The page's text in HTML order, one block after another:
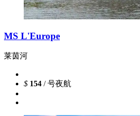
MS L'Europe
莱茵河
$ 154 / 号夜航